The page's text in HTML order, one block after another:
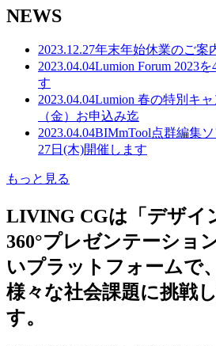
NEWS
2023.12.27年末年始休業のご案
2023.04.04Lumion Forum 2023
す
2023.04.04Lumion 春の特別キ
（金）お申込み迄
2023.04.04BIMmTool点群編集
27日(木)開催します
もっと見る
LIVING CGは「デザイ
360°プレゼンテーショ
いプラットフォームで
様々な社会課題に挑戦
す。